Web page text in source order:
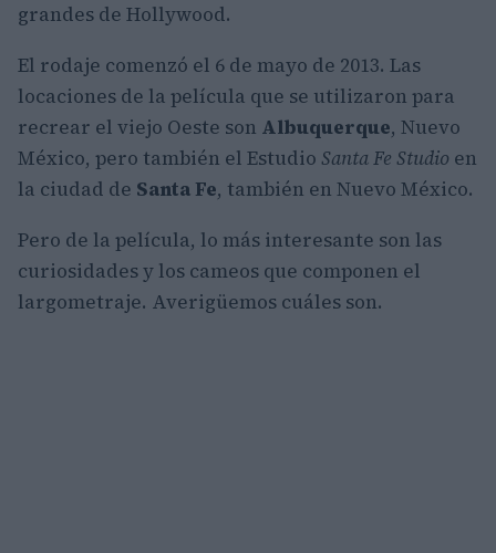
grandes de Hollywood.
El rodaje comenzó el 6 de mayo de 2013. Las
locaciones de la película que se utilizaron para
recrear el viejo Oeste son Albuquerque, Nuevo
México, pero también el Estudio Santa Fe Studio en
la ciudad de Santa Fe, también en Nuevo México.
Pero de la película, lo más interesante son las
curiosidades y los cameos que componen el
largometraje. Averigüemos cuáles son.